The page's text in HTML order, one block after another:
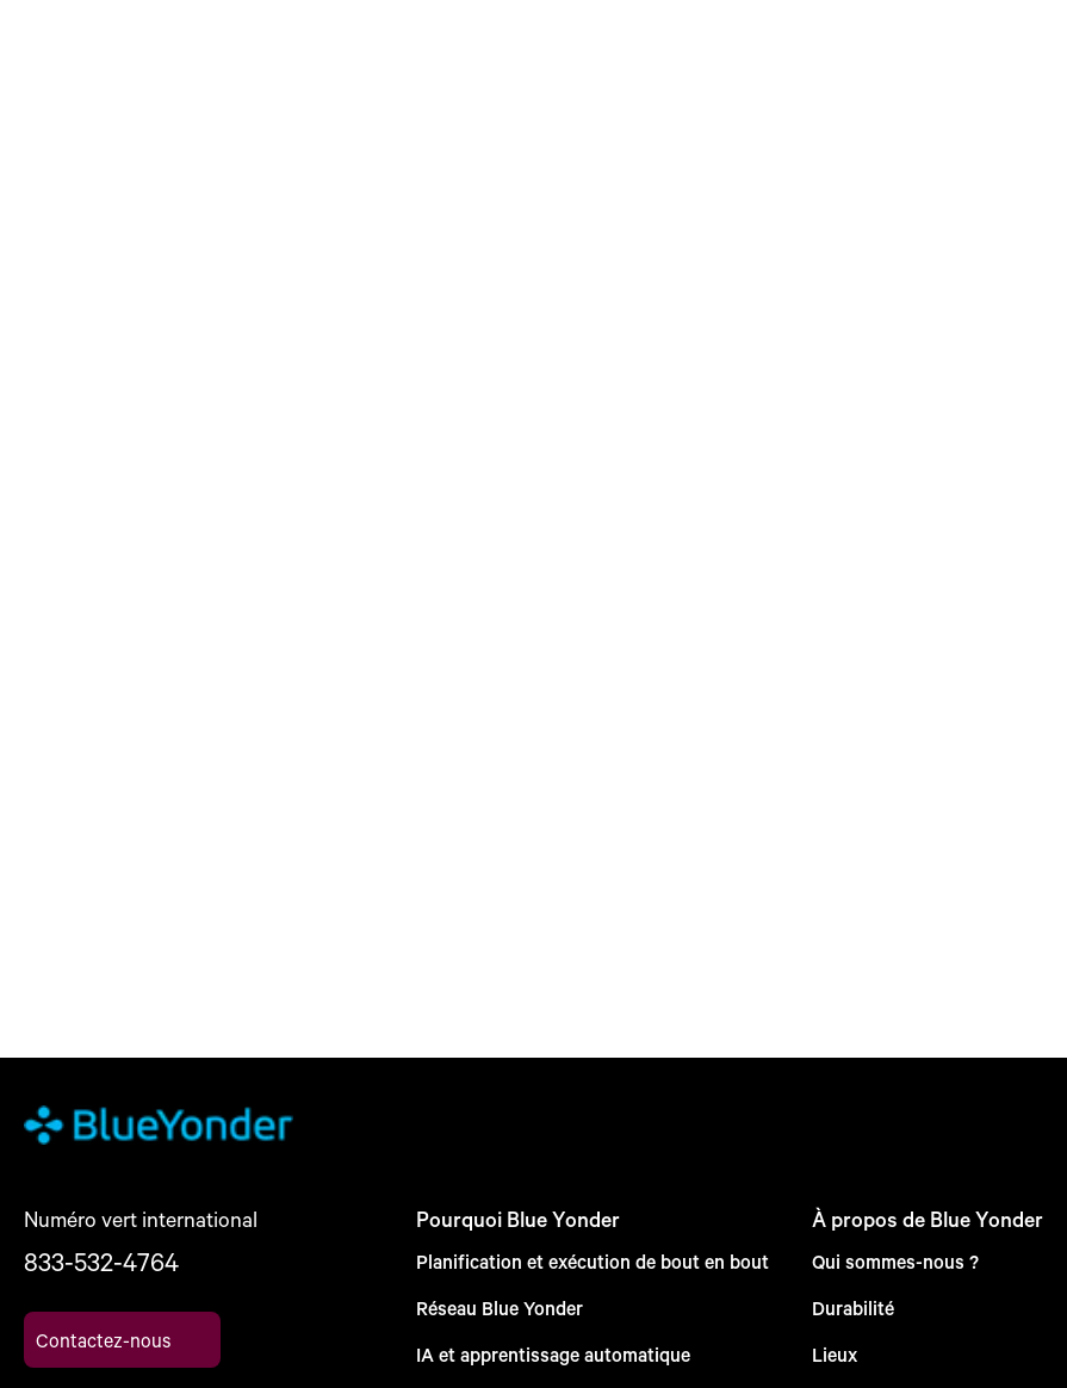
Numéro vert international
833-532-4764
Contactez-nous
Pourquoi Blue Yonder
Planification et exécution de bout en bout
Réseau Blue Yonder
IA et apprentissage automatique
À propos de Blue Yonder
Qui sommes-nous ?
Durabilité
Lieux